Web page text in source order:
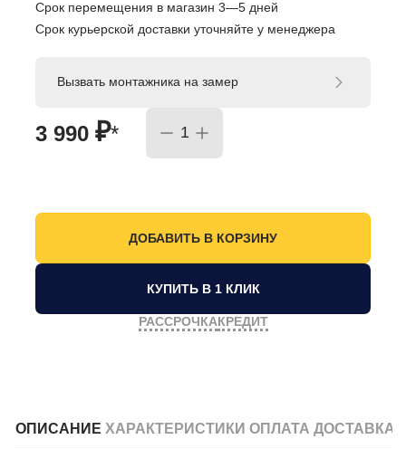
Срок перемещения в магазин 3—5 дней
Срок курьерской доставки уточняйте у менеджера
3 990 ₽*
Вызвать монтажника на замер
КУПИТЬ В 1 КЛИК
РАССРОЧКАКРЕДИТ
ОПИСАНИЕ ХАРАКТЕРИСТИКИ ОПЛАТА ДОСТАВКА